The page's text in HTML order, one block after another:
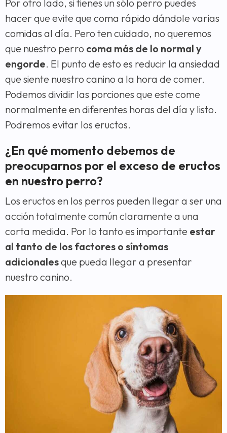
Por otro lado, si tienes un sólo perro puedes
hacer que evite que coma rápido dándole varias
comidas al día. Pero ten cuidado, no queremos
que nuestro perro coma más de lo normal y
engorde. El punto de esto es reducir la ansiedad
que siente nuestro canino a la hora de comer.
Podemos dividir las porciones que este come
normalmente en diferentes horas del día y listo.
Podremos evitar los eructos.
¿En qué momento debemos de
preocuparnos por el exceso de eructos
en nuestro perro?
Los eructos en los perros pueden llegar a ser una
acción totalmente común claramente a una
corta medida. Por lo tanto es importante estar
al tanto de los factores o síntomas
adicionalesque pueda llegar a presentar
nuestro canino.